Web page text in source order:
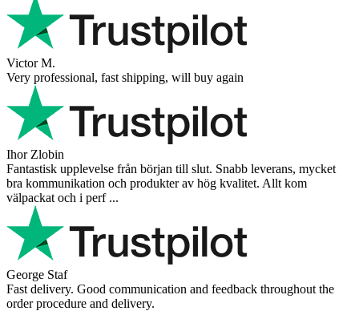
Victor M.
Very professional, fast shipping, will buy again
Ihor Zlobin
Fantastisk upplevelse från början till slut. Snabb leverans, mycket
bra kommunikation och produkter av hög kvalitet. Allt kom
välpackat och i perf ...
George Staf
Fast delivery. Good communication and feedback throughout the
order procedure and delivery.